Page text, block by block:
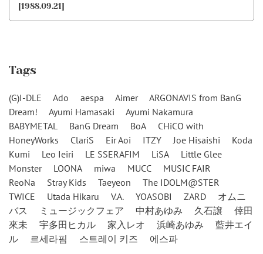
[1988.09.21]
Tags
(G)I-DLE Ado aespa Aimer
ARGONAVIS from BanG
Dream!
Ayumi Hamasaki
Ayumi Nakamura
BABYMETAL
BanG Dream BoA
CHiCO with
HoneyWorks
ClariS Eir Aoi ITZY Joe Hisaishi
Koda
Kumi
Leo Ieiri LE SSERAFIM LiSA
Little Glee
Monster
LOONA miwa MUCC
MUSIC FAIR
ReoNa
Stray Kids Taeyeon
The IDOLM@STER
TWICE
Utada Hikaru V.A. YOASOBI ZARD
オムニ
バス
ミュージックフェア 中村あゆみ 久石譲
倖田
來未
宇多田ヒカル 家入レオ 浜崎あゆみ
藍井エイ
ル
르세라핌 스트레이 키즈 에스파